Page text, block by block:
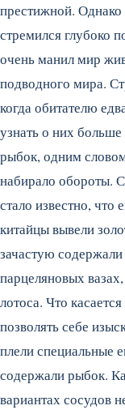
престижной.
стремился глубоко
очень манил мир
подводного мира.
когда обитателю
узнать о них
рыбок, одним
набирало обороты.
стало известно,
китайцы вывели
зачастую
парцеляновых
лотоса. Что
позволять себе
плели специальные
содержали рыбок.
вариантах сосудов